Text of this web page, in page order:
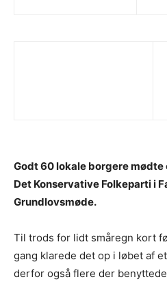
Godt 60 lokale borgere mødte
Det Konservative Folkeparti i
Grundlovsmøde.
Til trods for lidt småregn kort
gang klarede det op i løbet af
derfor også flere der